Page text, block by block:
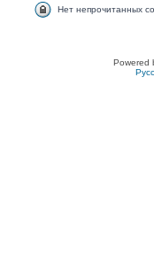
Нет непрочитанных
Powered